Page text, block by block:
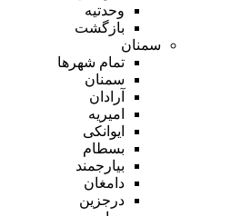
وحدتیه
بازگشت
سمنان
تمام شهر‌ها
سمنان
آرادان
امیریه
ایوانکی
بسطام
بیارجمند
دامغان
درجزین